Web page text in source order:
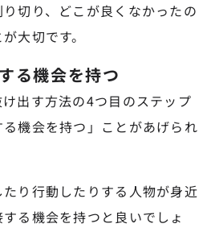
切り、どこが良くなかったの
大切です。
る機会を持つ
出す方法の4つ目のステップ
機会を持つ」ことがあげられ
り行動したりする人物が身近
る機会を持つと良いでしょ